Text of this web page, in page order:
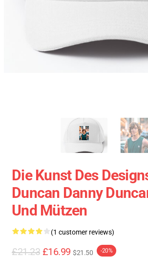
Die Kunst Des
Duncan Danny
Und Mützen
(1 customer reviews)
£21.23 £16.99 $21.50 -20%